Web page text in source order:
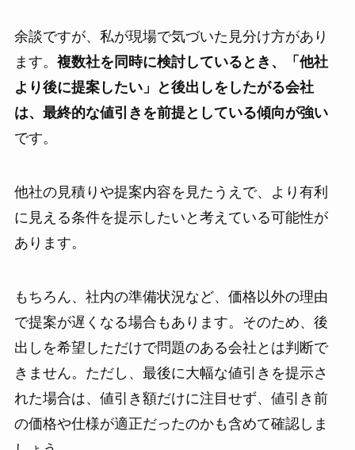
余談ですが、私が現場で気づいた見分け方があり
ます。 複数社を同時に検討しているとき、「他社
より後に提案したい」と後出しをしたがる会社
は、最終的な値引きを前提としている傾向が強い
です。
他社の見積りや提案内容を見たうえで、より有利
に見える条件を提示したいと考えている可能性が
あります。
もちろん、社内の準備状況など、価格以外の理由
で提案が遅くなる場合もあります。そのため、後
出しを希望しただけで問題のある会社とは判断で
きません。ただし、最後に大幅な値引きを提示さ
れた場合は、値引き額だけに注目せず、値引き前
の価格や仕様が適正だったのかも含めて確認しま